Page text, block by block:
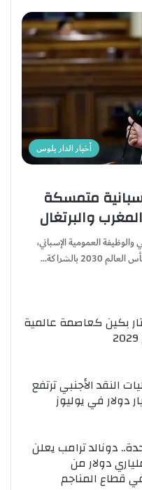
أخبار الدار بلوس
متمسكة
العمومية الإسباني،
بالشراكة…
بكين كعاصمة عالمية
النقد الأجنبي ترتفع
دونالد ترامب يعلن
دولار من
قطاع المناجم